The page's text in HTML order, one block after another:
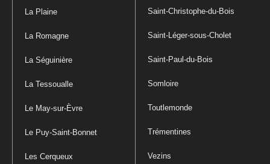
La Plaine
La Romagne
La Séguinière
La Tessoualle
Le May-sur-Èvre
Le Puy-Saint-Bonnet
Les Cerqueux
Saint-Christophe-du-Bois
Saint-Léger-sous-Cholet
Saint-Paul-du-Bois
Somloire
Toutlemonde
Trémentines
Vezins